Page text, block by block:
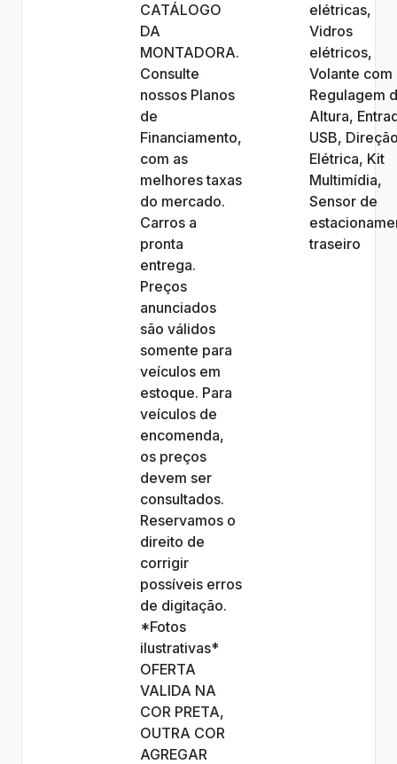
CATÁLOGO
DA
MONTADORA.
Consulte
nossos Planos
de
Financiamento,
com as
melhores taxas
do mercado.
Carros a
pronta
entrega.
Preços
anunciados
são válidos
somente para
veículos em
estoque. Para
veículos de
encomenda,
os preços
devem ser
consultados.
Reservamos o
direito de
corrigir
possíveis erros
de digitação.
*Fotos
ilustrativas*
OFERTA
VALIDA NA
COR PRETA,
OUTRA COR
AGREGAR
elétricas,
Vidros
elétricos,
Volante com
Regulagem
Altura,
USB,
Elétrica, Kit
Multimídia,
Sensor de
traseiro